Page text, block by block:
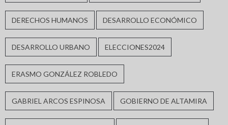
DERECHOS HUMANOS DESARROLLO ECONÓMICO
DESARROLLO URBANO ELECCIONES2024
ERASMO GONZÁLEZ ROBLEDO
GABRIEL ARCOS ESPINOSA GOBIERNO DE ALTAMIRA